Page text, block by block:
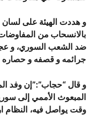
و هددت الهيئة على
بالانسحاب من
ضد الشعب السوري، و
جرائمه و قصفه و حصاره
و قال “حجاب”:”إن وفد
المبعوث الأممي إلى
وقت يواصل فيه، النظام